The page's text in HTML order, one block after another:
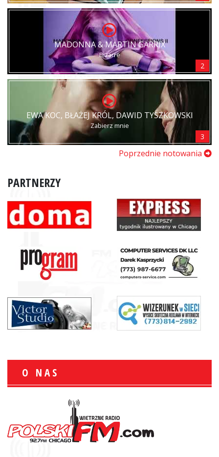
MADONNA & MARTIN GARRIX
Bizarre
2
EWA KOC, BŁAŻEJ KRÓL, DAWID TYSZKOWSKI
Zabierz mnie
3
Poprzednie notowania
PARTNERZY
O NAS